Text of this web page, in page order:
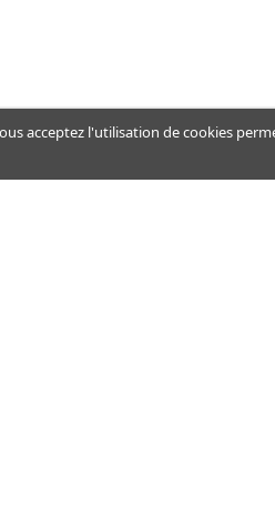
acceptez l'utilisation de cookies